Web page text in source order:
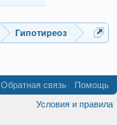
Гипотиреоз
Обратная связь
Помощь
Условия и правила